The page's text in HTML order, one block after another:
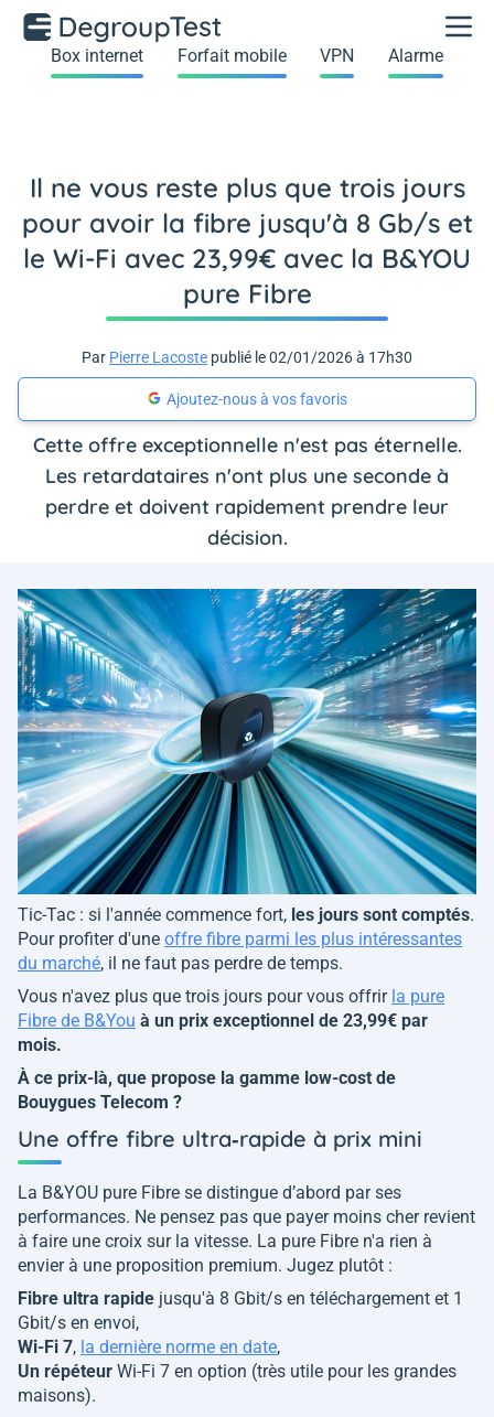
Box internet Forfait mobile VPN Alarme
Il ne vous reste plus que trois jours
pour avoir la fibre jusqu'à 8 Gb/s et
le Wi-Fi avec 23,99€ avec la B&YOU
pure Fibre
Par Pierre Lacoste publié le 02/01/2026 à 17h30
Ajoutez-nous à vos favoris
Cette offre exceptionnelle n'est pas éternelle.
Les retardataires n'ont plus une seconde à
perdre et doivent rapidement prendre leur
décision.
Tic-Tac : si l'année commence fort, les jours sont comptés.
Pour profiter d'une offre fibre parmi les plus intéressantes
du marché, il ne faut pas perdre de temps.
Vous n'avez plus que trois jours pour vous offrir la pure
Fibre de B&You à un prix exceptionnel de 23,99€ par
mois.
À ce prix-là, que propose la gamme low-cost de
Bouygues Telecom ?
Une offre fibre ultra‑rapide à prix mini
La B&YOU pure Fibre se distingue d’abord par ses
performances. Ne pensez pas que payer moins cher revient
à faire une croix sur la vitesse. La pure Fibre n'a rien à
envier à une proposition premium. Jugez plutôt :
Fibre ultra rapide jusqu'à 8 Gbit/s en téléchargement et 1
Gbit/s en envoi,
Wi-Fi 7, la dernière norme en date,
Un répéteur Wi-Fi 7 en option (très utile pour les grandes
maisons).